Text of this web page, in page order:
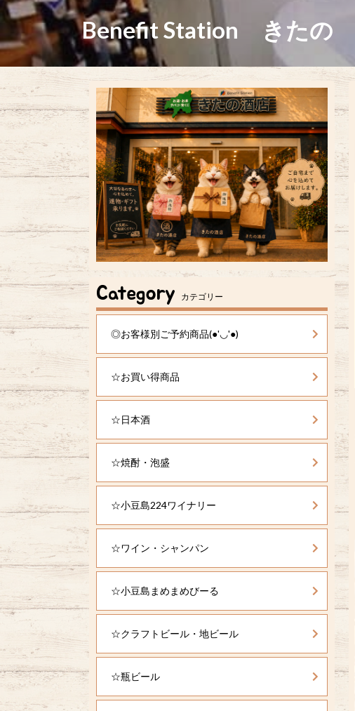
Benefit Station きたの
Category カテゴリー
◎お客様別ご予約商品(●'◡'●)
☆お買い得商品
☆日本酒
☆焼酎・泡盛
☆小豆島224ワイナリー
☆ワイン・シャンパン
☆小豆島まめまめびーる
☆クラフトビール・地ビール
☆瓶ビール